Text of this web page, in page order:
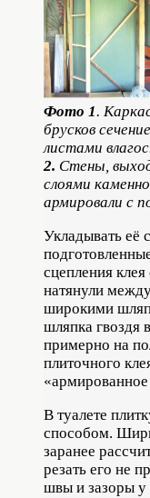
Фото 1.
брусков
листами
2. Стены,
слоями
армировали с
Укладывать её
сцепления
натянули
широкими
шляпка гвоздя
примерно на
плиточного
В туалете
способом.
заранее
резать его не
швы и зазоры у